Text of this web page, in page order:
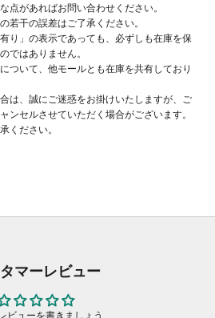
点があればお問い合わせください。
若干の誤差はご了承ください。
り」の表示であっても、必ずしも在庫を保
ではありません。
ついて、他モールとも在庫を共有しており
は、誠にご迷惑をお掛けいたしますが、ご
ンセルさせていただく場合がございます。
ください。
マーレビュー
ビューを書きましょう